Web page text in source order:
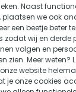
lift Clean
1L
Naast
plaatsen we ook
een beetje beter
zodat wij en derde
volgen en
zien. Meer weten?
website
je onze cookies